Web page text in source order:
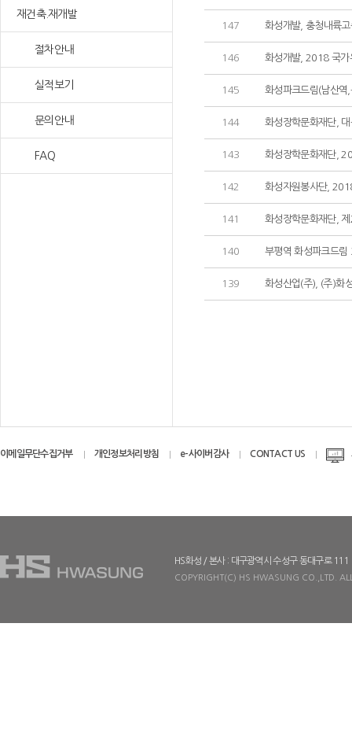
재건축.재개발
절차안내
실적보기
문의안내
FAQ
147 화성개발, 충청내륙
146 화성개발, 2018 국가
145 화성파크드림(남산
144 화성장학문화재단,
143 화성장학문화재단,
142 화성자원봉사단,
141 화성장학문화재단,
140 부평역 화성파크드림
139 화성산업(주), (주)화
이메일무단수집거부 개인정보처리방침 e-사이버감사 CONTACT US
HS화성 / 본사 : 대구광역시 수성구 동대구로 111
COPYRIGHT(C) HS HWASUNG CO.,LTD.